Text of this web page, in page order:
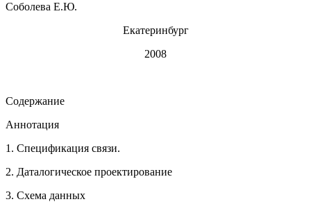
Соболева Е.Ю.
Екатеринбург
2008
Содержание
Аннотация
1. Спецификация связи.
2. Даталогическое проектирование
3. Схема данных